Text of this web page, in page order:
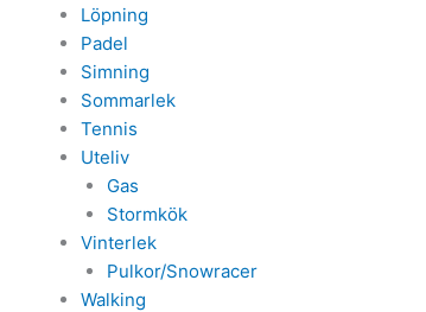
Löpning
Padel
Simning
Sommarlek
Tennis
Uteliv
Gas
Stormkök
Vinterlek
Pulkor/Snowracer
Walking